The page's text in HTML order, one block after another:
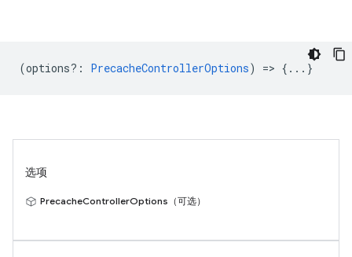
(options? : PrecacheControllerOptions) => {...}
选项
PrecacheControllerOptions（可选）